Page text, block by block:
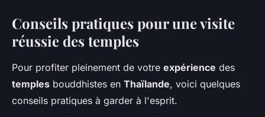
Conseils pratiques pour une visite
réussie des temples
Pour profiter pleinement de votre expérience des
temples bouddhistes en Thaïlande, voici quelques
conseils pratiques à garder à l'esprit.